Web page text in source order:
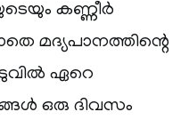
കണ്ണീര്‍
മദ്യപാനത്തിന്റെ
ഏറെ
ങ്ങള്‍ ഒരു ദിവസം